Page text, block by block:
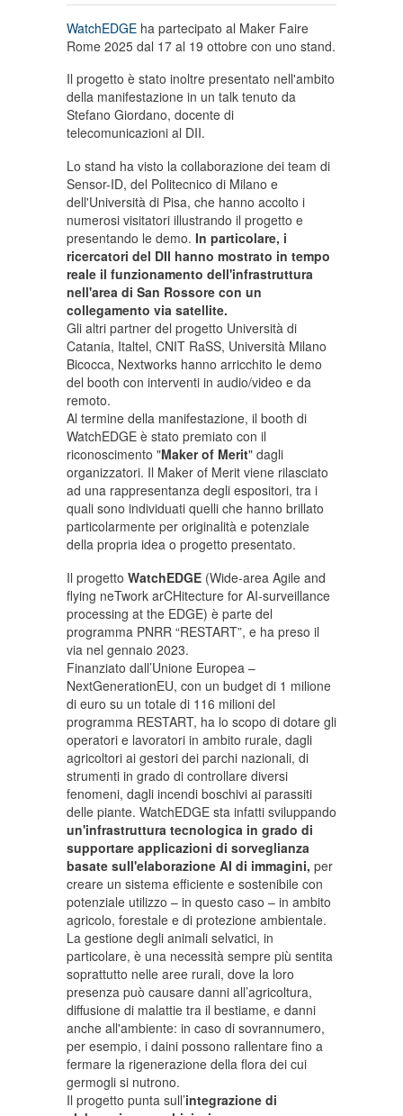
WatchEDGE ha partecipato al Maker Faire
Rome 2025 dal 17 al 19 ottobre con uno stand.
Il progetto è stato inoltre presentato nell'ambito
della manifestazione in un talk tenuto da
Stefano Giordano, docente di
telecomunicazioni al DII.
Lo stand ha visto la collaborazione dei team di
Sensor-ID, del Politecnico di Milano e
dell'Università di Pisa, che hanno accolto i
numerosi visitatori illustrando il progetto e
presentando le demo. In particolare, i
ricercatori del DII hanno mostrato in tempo
reale il funzionamento dell'infrastruttura
nell'area di San Rossore con un
collegamento via satellite.
Gli altri partner del progetto Università di
Catania, Italtel, CNIT RaSS, Università Milano
Bicocca, Nextworks hanno arricchito le demo
del booth con interventi in audio/video e da
remoto.
Al termine della manifestazione, il booth di
WatchEDGE è stato premiato con il
riconoscimento "Maker of Merit" dagli
organizzatori. Il Maker of Merit viene rilasciato
ad una rappresentanza degli espositori, tra i
quali sono individuati quelli che hanno brillato
particolarmente per originalità e potenziale
della propria idea o progetto presentato.
Il progetto WatchEDGE (Wide-area Agile and
flying neTwork arCHitecture for AI-surveillance
processing at the EDGE) è parte del
programma PNRR “RESTART”, e ha preso il
via nel gennaio 2023.
Finanziato dall’Unione Europea –
NextGenerationEU, con un budget di 1 milione
di euro su un totale di 116 milioni del
programma RESTART, ha lo scopo di dotare gli
operatori e lavoratori in ambito rurale, dagli
agricoltori ai gestori dei parchi nazionali, di
strumenti in grado di controllare diversi
fenomeni, dagli incendi boschivi ai parassiti
delle piante. WatchEDGE sta infatti sviluppando
un'infrastruttura tecnologica in grado di
supportare applicazioni di sorveglianza
basate sull'elaborazione AI di immagini, per
creare un sistema efficiente e sostenibile con
potenziale utilizzo – in questo caso – in ambito
agricolo, forestale e di protezione ambientale.
La gestione degli animali selvatici, in
particolare, è una necessità sempre più sentita
soprattutto nelle aree rurali, dove la loro
presenza può causare danni all’agricoltura,
diffusione di malattie tra il bestiame, e danni
anche all'ambiente: in caso di sovrannumero,
per esempio, i daini possono rallentare fino a
fermare la rigenerazione della flora dei cui
germogli si nutrono.
Il progetto punta sull’integrazione di